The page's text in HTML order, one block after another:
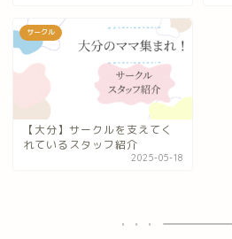
サークル
【大分】サークルを支えてく
れているスタッフ紹介
2025-05-18